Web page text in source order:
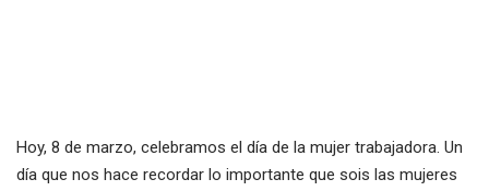
Hoy, 8 de marzo, celebramos el día de la mujer trabajadora. Un
día que nos hace recordar lo importante que sois las mujeres